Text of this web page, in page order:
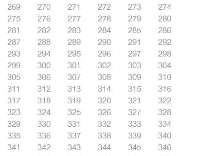
269
270 271 272 273
274
275
276 277 278 279
280
281
282 283 284 285
286
287
288 289 290 291
292
293
294 295 296 297
298
299
300 301 302 303
304
305
306 307 308 309
310
311
312 313 314 315
316
317
318 319 320 321
322
323
324 325 326 327
328
329
330 331 332 333
334
335
336 337 338 339
340
341
342 343 344 345
346